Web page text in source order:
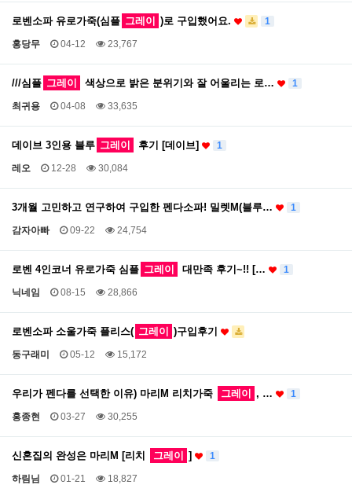
로벤소파 유로가죽(심플 그레이 )로 구입했어요. 1
홍당무 04-12 23,767
///심플 그레이 색상으로 밝은 분위기와 잘 어울리는 로… 1
최귀용 04-08 33,635
데이브 3인용 블루 그레이 후기 [데이브] 1
레오 12-28 30,084
3개월 고민하고 연구하여 구입한 펜다소파! 밀렛M(블루… 1
감자아빠 09-22 24,754
로벤 4인코너 유로가죽 심플 그레이 대만족 후기~!! [… 1
닉네임 08-15 28,866
로벤소파 소울가죽 플리스( 그레이 )구입후기
동구래미 05-12 15,172
우리가 펜다를 선택한 이유) 마리M 리치가죽 그레이 , … 1
홍종현 03-27 30,255
신혼집의 완성은 마리M [리치 그레이 ] 1
하림님 01-21 18,827